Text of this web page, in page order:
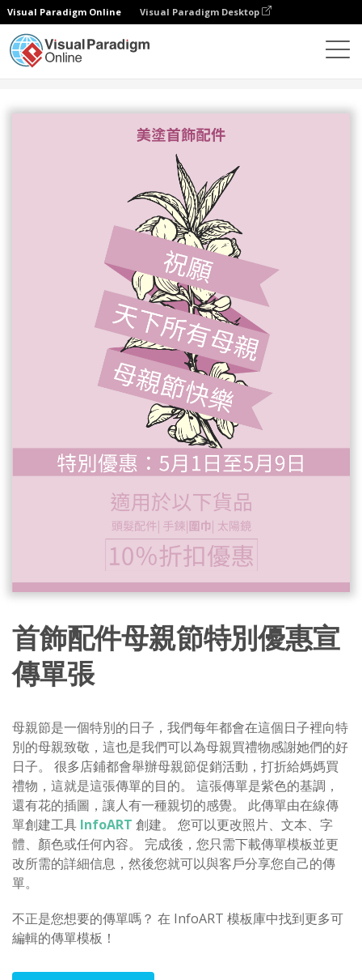
Visual Paradigm Online Visual Paradigm Desktop
首飾配件母親節特別優惠宣
傳單張
母親節是一個特別的日子，我們每年都會在這個日子裡向特
別的母親致敬，這也是我們可以為母親買禮物感謝她們的好
日子。 很多店鋪都會舉辦母親節促銷活動，打折給媽媽買
禮物，這就是這張傳單的目的。 這張傳單是紫色的基調，
還有花的插圖，讓人有一種親切的感覺。 此傳單由在線傳
單創建工具 InfoART 創建。 您可以更改照片、文本、字
體、顏色或任何內容。 完成後，您只需下載傳單模板並更
改所需的詳細信息，然後您就可以與客戶分享您自己的傳
單。
不正是您想要的傳單嗎？ 在 InfoART 模板庫中找到更多可
編輯的傳單模板！